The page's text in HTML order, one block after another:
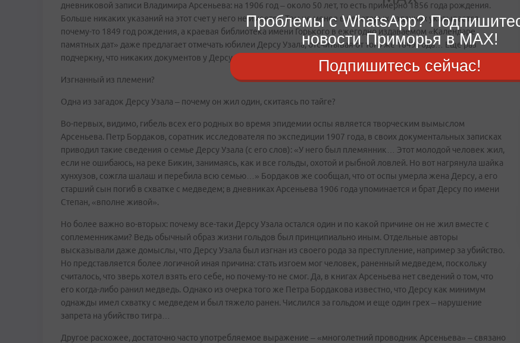
дневниковой записи Владимира Арсеньева: на 1906 год – около 50 лет, то есть примерно 1856 года рождения.
Больше никаких указаний на этот счет у него не имеется. Тем не менее в некоторых изданиях указывается
почему-то 1849 год рождения, а краевая библиотека имени Горького в ежегодно издаваемом «Календаре
памятных дат» даже предлагает отмечать юбилеи Дерсу Узала, отсчитывая от того же 1849 года… Еще раз
подчеркну, что никаких документов у Дерсу не было, да и он сам вряд ли знал свой год рождения.
Изгнанный из племени?
Одна из загадок Дерсу Узала – почему он жил один, скитаясь по тайге?
Во-первых, видимо, гибель всех его родных во время эпидемии оспы является творческим вымыслом
Арсеньева. Петр Бордаков, соратник исследователя по экспедиции 1907 года, в своих документальных записках
приводил такие сведения о семье Дерсу Узала (с его слов): «У него был племянник… Этот молодой человек жил,
если не ошибаюсь, на реке Бикин, занимаясь, как и все гольды, охотой и рыбной ловлей. Но вот нагрянула шайка
хунхузов, сожгла шалаш и перебила всю семью…» Бордаков же сообщал, что от оспы умерла жена Дерсу, а его
старший сын погиб в схватке с медведем; в дневниках Арсеньева 1906 года упоминается и брат Дерсу по имени
Степан, «вполне живой».
Но более важно во-вторых: почему все-таки Дерсу Узала остался один и по какой причине он не жил вместе с
соплеменниками? Ведь обычный образ жизни гольдов был принципиально иным. Отдельные авторы
высказывали даже домыслы, что Дерсу Узала был изгнан из своего рода за преступление, например за убийство.
Но представляется более логичной иная причина: стать изгоем мог человек, раненный медведем, поскольку
считалось, что зверь хотел взять его себе, но почему-то не смог. Да, в книгах Арсеньева нет сведений о том, что
его когда-либо ранил медведь. Однако из очерка того же Петра Бордакова известно, что Дерсу как минимум
однажды имел схватку с медведем и был тяжело ранен. Числился за гольдом и еще один грех – нарушение
запрета на убийство тигра…
Другое расхожее, достаточно часто употребляемое выражение – «многолетний проводник Арсеньева» – связано
Проблемы с WhatsApp?
новости Приморья в MAX!
Подпишитесь сейчас!